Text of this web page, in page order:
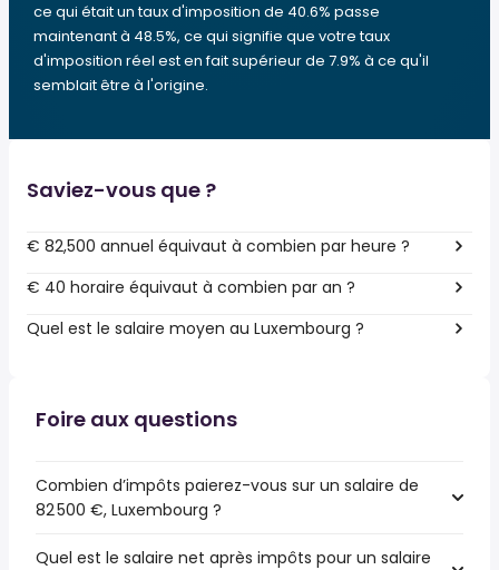
ce qui était un taux d'imposition de 40.6% passe
maintenant à 48.5%, ce qui signifie que votre taux
d'imposition réel est en fait supérieur de 7.9% à ce qu'il
semblait être à l'origine.
Saviez-vous que ?
€ 82,500 annuel équivaut à combien par heure ?
€ 40 horaire équivaut à combien par an ?
Quel est le salaire moyen au Luxembourg ?
Foire aux questions
Combien d’impôts paierez-vous sur un salaire de
82 500 €, Luxembourg ?
Quel est le salaire net après impôts pour un salaire